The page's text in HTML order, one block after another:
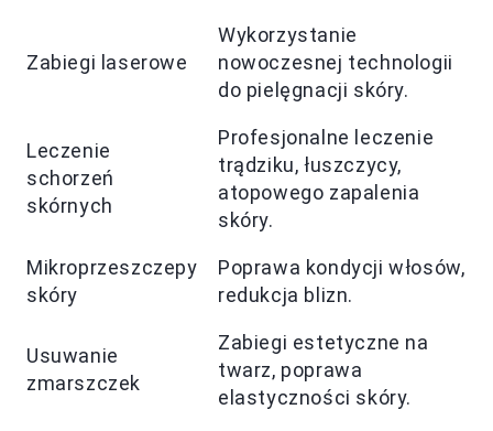
Zabiegi laserowe
Wykorzystanie
nowoczesnej technologii
do pielęgnacji skóry.
Leczenie
schorzeń
skórnych
Profesjonalne leczenie
trądziku, łuszczycy,
atopowego zapalenia
skóry.
Mikroprzeszczepy
skóry
Poprawa kondycji włosów,
redukcja blizn.
Usuwanie
zmarszczek
Zabiegi estetyczne na
twarz, poprawa
elastyczności skóry.